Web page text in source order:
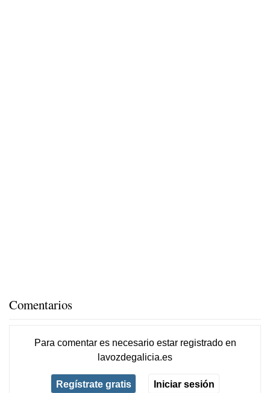
Comentarios
Para comentar es necesario estar registradoen
lavozdegalicia.es
Regístrate gratis Iniciar sesión